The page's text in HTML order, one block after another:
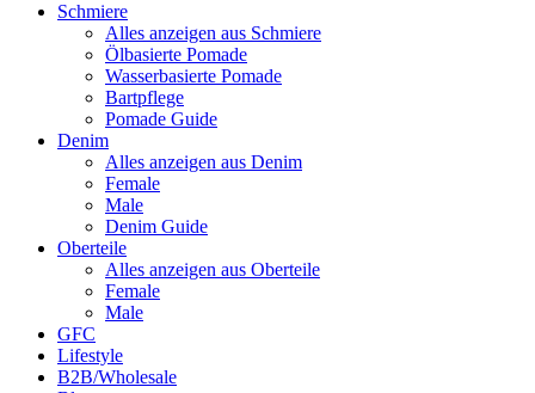
Schmiere
Alles anzeigen aus Schmiere
Ölbasierte Pomade
Wasserbasierte Pomade
Bartpflege
Pomade Guide
Denim
Alles anzeigen aus Denim
Female
Male
Denim Guide
Oberteile
Alles anzeigen aus Oberteile
Female
Male
GFC
Lifestyle
B2B/Wholesale